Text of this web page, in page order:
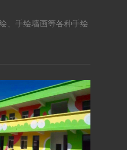
、手绘墙画等各种手绘